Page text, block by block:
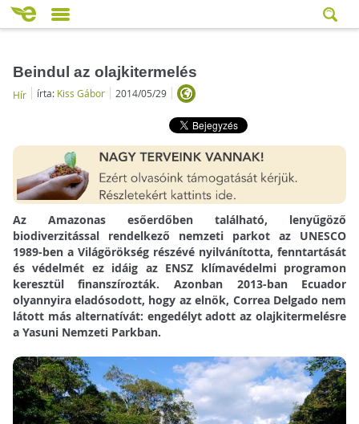
Beindul az olajkitermelés
Hír írta: Kiss Gábor 2014/05/29
Az Amazonas esőerdőben található, lenyűgöző
biodiverzitással rendelkező nemzeti parkot az UNESCO
1989-ben a Világörökség részévé nyilvánította, fenntartását
és védelmét ez idáig az ENSZ klímavédelmi programon
keresztül finanszírozták. Azonban 2013-ban Ecuador
olyannyira eladósodott, hogy az elnök, Correa Delgado nem
látott más alternatívát: engedélyt adott az olajkitermelésre
a Yasuni Nemzeti Parkban.